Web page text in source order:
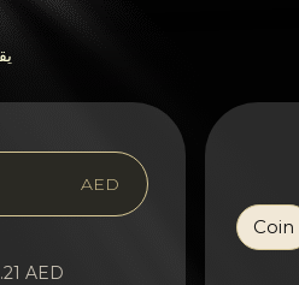
AED
AED
Coin